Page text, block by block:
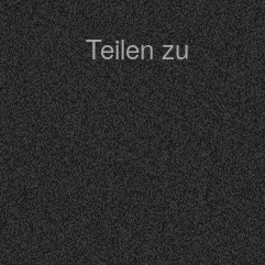
Teilen zu